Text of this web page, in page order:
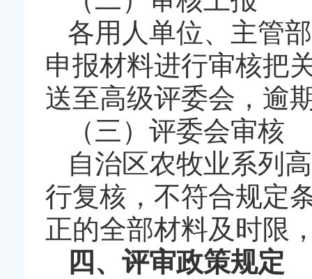
各用人单位、主管
申报材料进行审核把
送至高级评委会，逾
（三）评委会审核
自治区农牧业系列
行复核，不符合规定
正的全部材料及时限
四、评审政策规定